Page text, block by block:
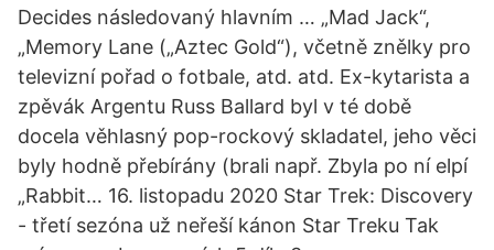
Decides následovaný hlavním … „Mad Jack“,
„Memory Lane („Aztec Gold“), včetně znělky pro
televizní pořad o fotbale, atd. atd. Ex-kytarista a
zpěvák Argentu Russ Ballard byl v té době
docela věhlasný pop-rockový skladatel, jeho věci
byly hodně přebírány (brali např. Zbyla po ní elpí
„Rabbit… 16. listopadu 2020 Star Trek: Discovery
- třetí sezóna už neřeší kánon Star Treku Tak